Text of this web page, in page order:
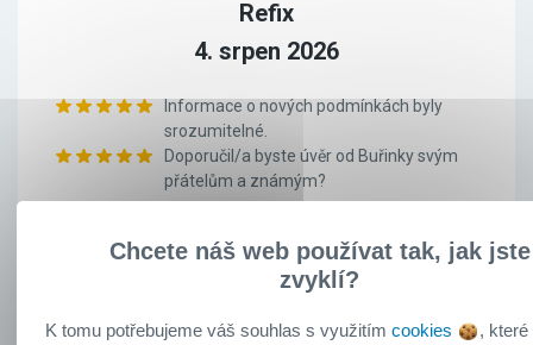
Refix
4. srpen 2026
Informace o nových podmínkách byly
srozumitelné.
Doporučil/a byste úvěr od Buřinky svým
přátelům a známým?
Chcete náš web používat tak, jak jste
zvyklí?
K tomu potřebujeme váš souhlas s využitím cookies , které